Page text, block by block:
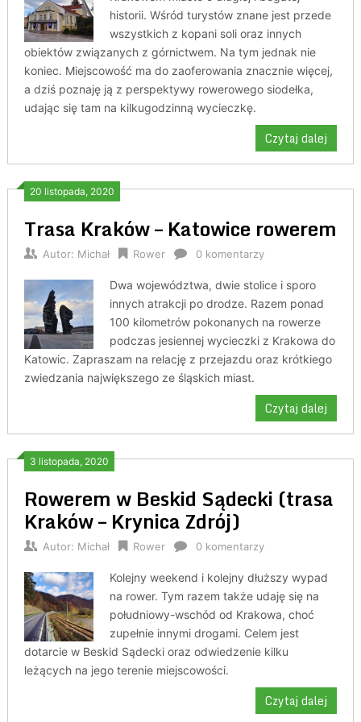
historii. Wśród turystów znane jest przede
wszystkich z kopani soli oraz innych
obiektów związanych z górnictwem. Na tym jednak nie
koniec. Miejscowość ma do zaoferowania znacznie więcej,
a dziś poznaję ją z perspektywy rowerowego siodełka,
udając się tam na kilkugodzinną wycieczkę.
Czytaj dalej
20 listopada, 2020
Trasa Kraków – Katowice rowerem
Autor: Michał Rower 0 komentarzy
Dwa województwa, dwie stolice i sporo
innych atrakcji po drodze. Razem ponad
100 kilometrów pokonanych na rowerze
podczas jesiennej wycieczki z Krakowa do
Katowic. Zapraszam na relację z przejazdu oraz krótkiego
zwiedzania największego ze śląskich miast.
Czytaj dalej
3 listopada, 2020
Rowerem w Beskid Sądecki (trasa
Kraków – Krynica Zdrój)
Autor: Michał Rower 0 komentarzy
Kolejny weekend i kolejny dłuższy wypad
na rower. Tym razem także udaję się na
południowy-wschód od Krakowa, choć
zupełnie innymi drogami. Celem jest
dotarcie w Beskid Sądecki oraz odwiedzenie kilku
leżących na jego terenie miejscowości.
Czytaj dalej